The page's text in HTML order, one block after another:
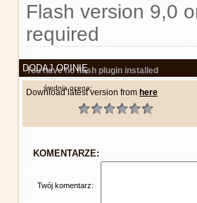
Flash version 9,0
required
You have no flash plugin installed
Download latest version from here
DODAJ OPINIĘ
średnia ocena:
KOMENTARZE:
Twój komentarz: